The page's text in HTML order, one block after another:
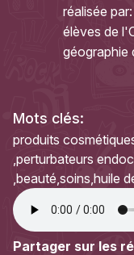
réalisée
élèves de
géographie
Mots clés:
produits
perturbateurs
beauté soins huile
Partager sur les